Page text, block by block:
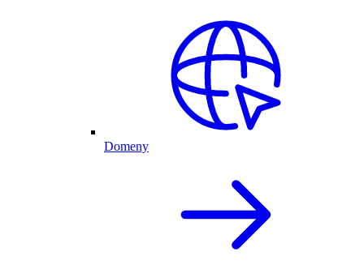
Domeny